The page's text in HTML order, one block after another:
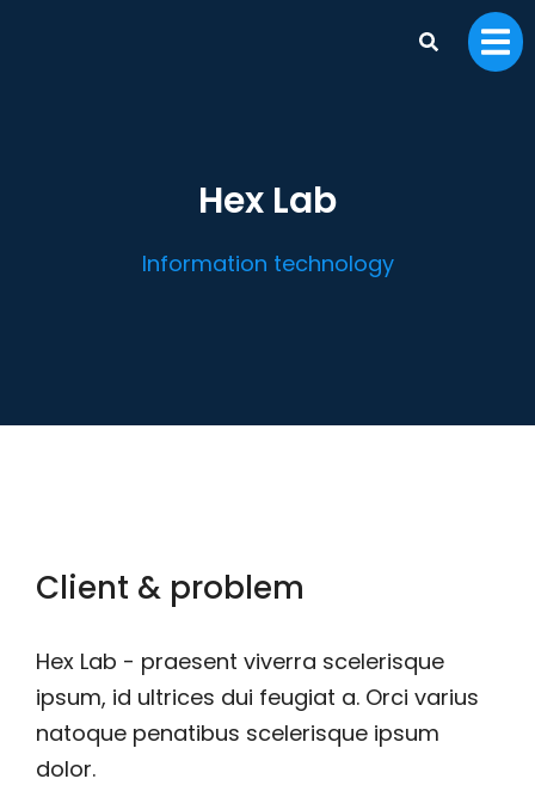
Hex Lab
Information technology
Client & problem
Hex Lab - praesent viverra scelerisque
ipsum, id ultrices dui feugiat a. Orci varius
natoque penatibus scelerisque ipsum
dolor.